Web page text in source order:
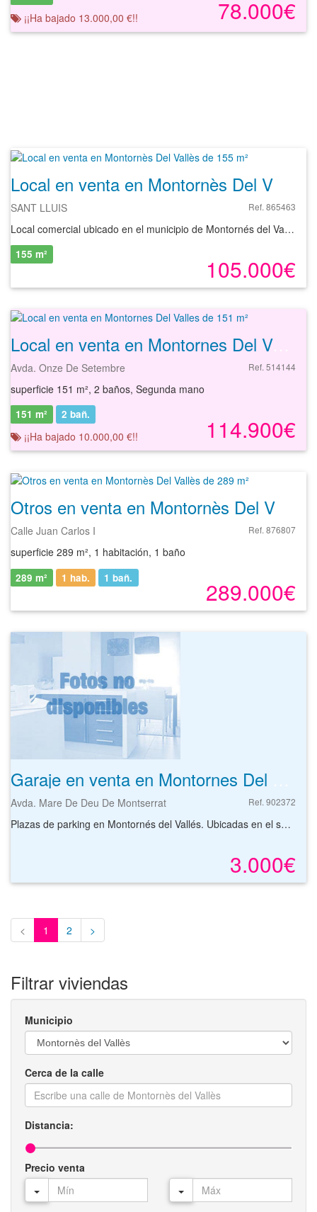
78.000€
¡¡Ha bajado 13.000,00 €!!
Local en venta en Montornès Del Vallès de 155 m²
SANT LLUIS Ref. 865463
Local comercial ubicado en el municipio de Montornés del Vallés, provincia de Barcelona. El local dispone de fachada con vistas a calle con una superficie aproximada de 155 m², con una sala totalmente diáfana. Montornés del Vallés es una ciudad de aproximadamente 16.000 habitantes, que dispone de todos los servicios esenciales, tales como, supermercados, restaurantes, zonas de ocio, centro de salud, hoteles... Se encuentra perfectamente comunicada por carretera, cercana a AP-7. Con nuestros servicios podrá encontrar el local que necesita y asegurar su inversión con el mejor de los asesoramientos especializados. Empiece ahora mismo pidiendo más información. Un responsable cercano a usted le atenderá personalmente.
105.000€
155 m²
Local en venta en Montornes Del Valles de 151 m²
Avda. Onze De Setembre Ref. 514144
superficie 151 m², 2 baños, Segunda mano
114.900€
151 m² 2 bañ.
¡¡Ha bajado 10.000,00 €!!
Otros en venta en Montornès Del Vallès de 289 m²
Calle Juan Carlos I Ref. 876807
superficie 289 m², 1 habitación, 1 baño
289.000€
289 m² 1 hab. 1 bañ.
Avda. Mare De Deu De Montserrat Ref. 902372
Plazas de parking en Montornés del Vallés. Ubicadas en el sótano del edificio con fácil acceso y maniobrabilidad. El edificio está situado en la zona oeste de la localidad, junto a la Avenida de l¿Onze de Setembre. Dispone de muy buenas comunicaciones con las poblaciones de alrededor mediante autopista, autovía y varias carreteras más.
3.000€
< 1 2 >
Filtrar viviendas
Municipio
Cerca de la calle
Distancia:
Precio venta